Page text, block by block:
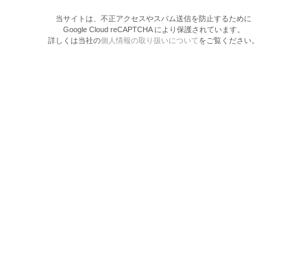
当サイトは、不正アクセスやスパム送信を防止するために
Google Cloud reCAPTCHA により保護されています。
詳しくは当社の個人情報の取り扱いについてをご覧ください。